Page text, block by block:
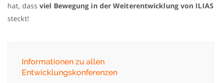
hat, dass viel Bewegung in der Weiterentwicklung von ILIAS
steckt!
Informationen zu allen
Entwicklungskonferenzen